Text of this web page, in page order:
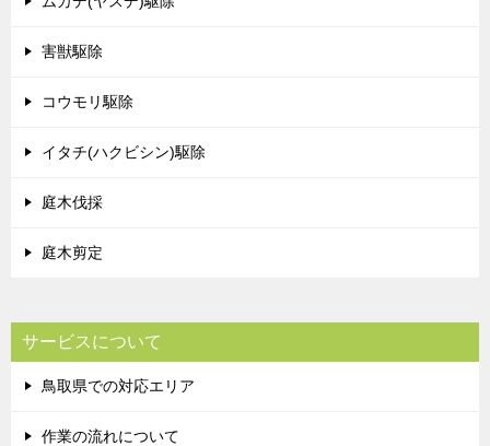
害獣駆除
コウモリ駆除
イタチ(ハクビシン)駆除
庭木伐採
庭木剪定
サービスについて
鳥取県での対応エリア
作業の流れについて